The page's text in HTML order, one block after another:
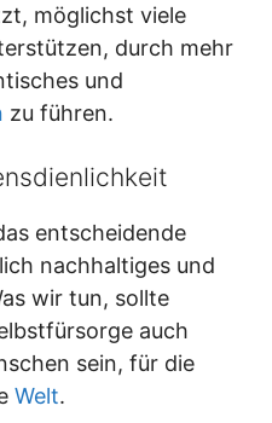
möglichst viele
durch mehr
und
zu führen.
entscheidende
nachhaltiges und
wir tun, sollte
auch
sein, für die
Welt.